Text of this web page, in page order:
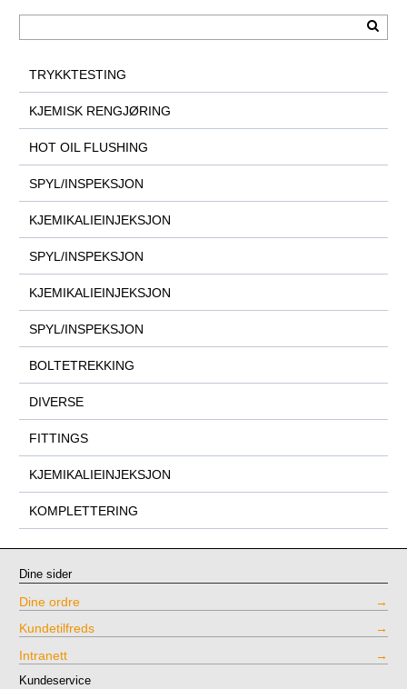
TRYKKTESTING
KJEMISK RENGJØRING
HOT OIL FLUSHING
SPYL/INSPEKSJON
KJEMIKALIEINJEKSJON
SPYL/INSPEKSJON
KJEMIKALIEINJEKSJON
SPYL/INSPEKSJON
BOLTETREKKING
DIVERSE
FITTINGS
KJEMIKALIEINJEKSJON
KOMPLETTERING
Dine sider
Dine ordre
Kundetilfreds
Intranett
Kundeservice